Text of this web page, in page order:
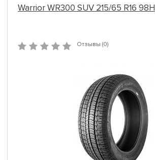
Warrior WR300 SUV 215/65 R16 98H
Отзывы (0)